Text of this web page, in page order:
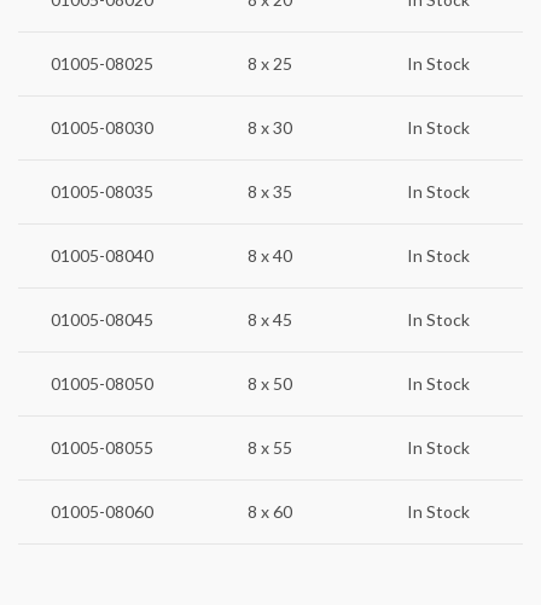
01005-08025 8 x 25 In Stock
01005-08030 8 x 30 In Stock
01005-08035 8 x 35 In Stock
01005-08040 8 x 40 In Stock
01005-08045 8 x 45 In Stock
01005-08050 8 x 50 In Stock
01005-08055 8 x 55 In Stock
01005-08060 8 x 60 In Stock